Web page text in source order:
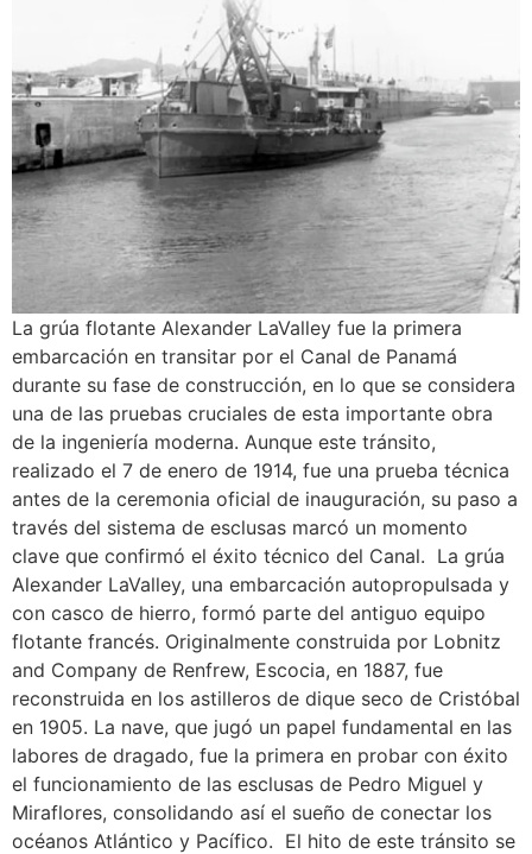
La grúa flotante Alexander LaValley fue la primera
embarcación en transitar por el Canal de Panamá
durante su fase de construcción, en lo que se considera
una de las pruebas cruciales de esta importante obra
de la ingeniería moderna. Aunque este tránsito,
realizado el 7 de enero de 1914, fue una prueba técnica
antes de la ceremonia oficial de inauguración, su paso a
través del sistema de esclusas marcó un momento
clave que confirmó el éxito técnico del Canal. La grúa
Alexander LaValley, una embarcación autopropulsada y
con casco de hierro, formó parte del antiguo equipo
flotante francés. Originalmente construida por Lobnitz
and Company de Renfrew, Escocia, en 1887, fue
reconstruida en los astilleros de dique seco de Cristóbal
en 1905. La nave, que jugó un papel fundamental en las
labores de dragado, fue la primera en probar con éxito
el funcionamiento de las esclusas de Pedro Miguel y
Miraflores, consolidando así el sueño de conectar los
océanos Atlántico y Pacífico. El hito de este tránsito se